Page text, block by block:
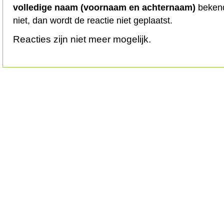
volledige naam (voornaam en achternaam)
niet, dan wordt de reactie niet geplaatst.
Reacties zijn niet meer mogelijk.